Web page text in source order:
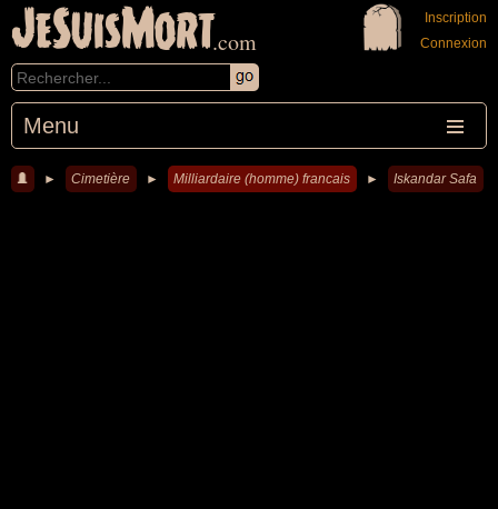
JeSuisMort.com
Menu
Inscription
Connexion
► Cimetière ► Milliardaire (homme) francais ► Iskandar Safa